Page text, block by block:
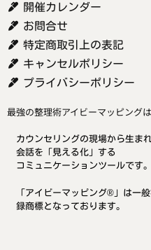
開催カレンダー
お問合せ
特定商取引上の表記
キャンセルポリシー
プライバシーポリシー
最強の整理術アイビーマッピングは
カウンセリングの現場から生ま
会話を「見える化」する
コミュニケーションツールです。
「アイビーマッピング®」は一
録商標となっております。